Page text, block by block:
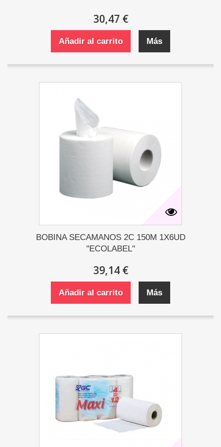
30,47 €
Añadir al carrito Más
BOBINA SECAMANOS 2C 150M 1X6UD
"ECOLABEL"
39,14 €
Añadir al carrito Más